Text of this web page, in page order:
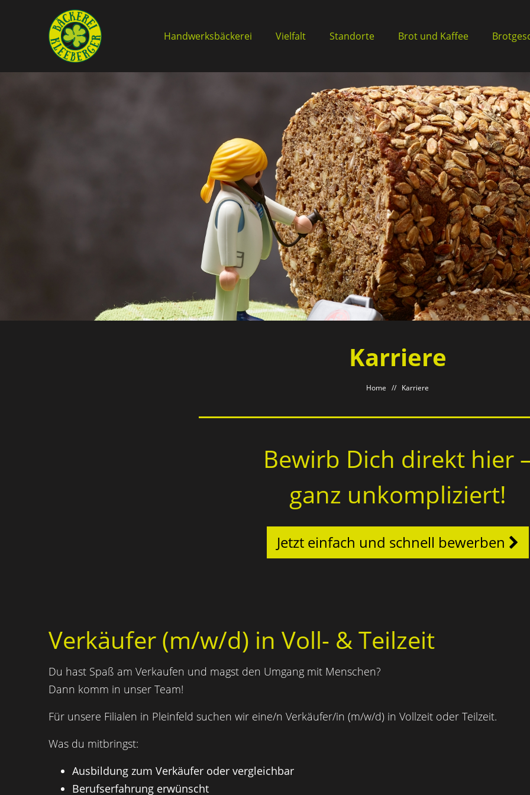
Handwerksbäckerei Vielfalt Standorte Brot und Kaffee
Karriere
Home // Karriere
Bewirb Dich direkt hier
ganz unkompliziert!
Jetzt einfach und schnell bewerben
Verkäufer (m/w/d) in Voll- & Teilzeit
Du hast Spaß am Verkaufen und magst den Umgang mit Menschen?
Dann komm in unser Team!
Für unsere Filialen in Pleinfeld suchen wir eine/n Verkäufer/in (m/w/d) in Vollzeit oder Teilzeit.
Was du mitbringst:
Ausbildung zum Verkäufer oder vergleichbar
Berufserfahrung erwünscht